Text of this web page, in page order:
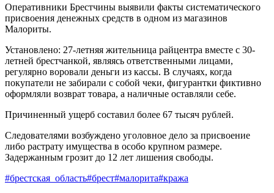
Оперативники Брестчины выявили факты систематического
присвоения денежных средств в одном из магазинов
Малориты.
Установлено: 27-летняя жительница райцентра вместе с 30-
летней брестчанкой, являясь ответственными лицами,
регулярно воровали деньги из кассы. В случаях, когда
покупатели не забирали с собой чеки, фигурантки фиктивно
оформляли возврат товара, а наличные оставляли себе.
Причиненный ущерб составил более 67 тысяч рублей.
Следователями возбуждено уголовное дело за присвоение
либо растрату имущества в особо крупном размере.
Задержанным грозит до 12 лет лишения свободы.
#брестская_область#брест#малорита#кража